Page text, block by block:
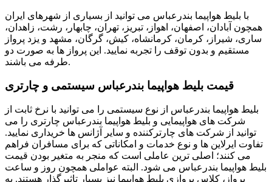
با بلیط هواپیما بندرعباس می توانید از بسیاری از شهرهای ایران
همچون آبادان، اصفهان، اهواز، تبریز، تهران، چابهار، رشت، زاهدان،
ساری، شیراز، کرمان، کرمانشاه، کیش، گرگان، مشهد و یزد پرواز
مستقیم و بدون توقف را تجربه نمایید. این پرواز ها به صورت دو
طرفه می باشند.
قیمت بلیط هواپیما بندرعباس سیستمی و چارتری
بلیط هواپیما بندرعباس از نوع سیستمی را می توانید با نرخ ثابت از
شرکت های هواپیمایی و بلیط هواپیما بندرعباس چارتری را می
توانید از شرکت های چارترکننده و سایر آژانس ها خریداری نمایید.
تفاوت ایرلاین ها و نوع خدمات و امکاناتی که برای مسافران فراهم
می کنند؛ اصلی ترین عاملی است که منجر به متغیر بودن قیمت
بلیط هواپیما بندرعباس می شود. البته عواملی همچون روز و ساعت
پرواز، کلاس پروازی بلیط هواپیما نیز بسیار تاثیرگذار هستند. به